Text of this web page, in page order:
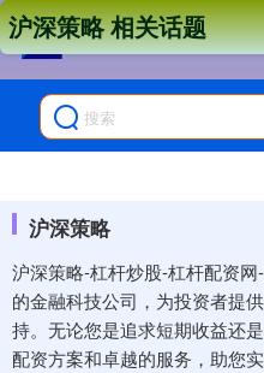
沪深策略
沪深策略-杠杆炒股-杠杆配资
的金融科技公司，为投资者提
持。无论您是追求短期收益还
配资方案和卓越的服务，助您
沪深策略 相关话题